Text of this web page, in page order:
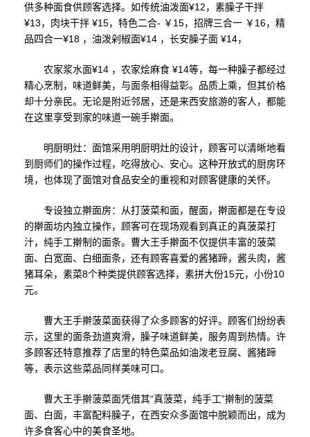
供多种面食供顾客选择。如传统油泼面¥12，素臊子干拌
¥13，肉块干拌 ¥15，特色二合- ￥15，招牌三合一 ￥16，精
品四合一¥18 ，油泼剁椒面¥14 ，长安臊子面 ¥14，
农家浆水面¥14 ，农家烩麻食 ¥14等，每一种臊子都经过
精心烹制，味道鲜美，与面条相得益彰。品质上乘，但其价格
却十分亲民。无论是附近邻居，还是来西安旅游的客人，都能
在这里享受到家的味道一碗手擀面。
明厨明灶：面馆采用明厨明灶的设计，顾客可以清晰地看
到厨师们的操作过程，吃得放心、安心。这种开放式的厨房环
境，也体现了面馆对食品安全的重视和对顾客健康的关怀。
专设独立擀面房：从打菠菜和面，醒面，擀面都是在专设
的擀面坊内独立操作，顾客可在现场观看到真正的真菠菜打
汁，纯手工擀制的面条。曹大王手擀面不仅提供丰富的菠菜
面、白宽面、白细面条，还有顾客喜爱的酱猪蹄，酱头肉，酱
猪耳朵，素菜8个种类提供顾客选择，素拼大份15元，小份10
元。
曹大王手擀菠菜面获得了众多顾客的好评。顾客们纷纷表
示，这里的面条劲道爽滑，臊子味道鲜美，服务周到热情。许
多顾客还特意推荐了店里的特色菜品如油泼老豆腐、酱猪蹄
等，表示这些菜品同样美味可口。
曹大王手擀菠菜面凭借其“真菠菜，纯手工”擀制的菠菜
面、白面，丰富配料臊子，在西安众多面馆中脱颖而出，成为
许多食客心中的美食圣地。